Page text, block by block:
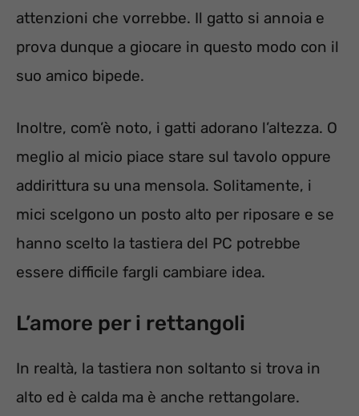
attenzioni che vorrebbe. Il gatto si annoia e
prova dunque a giocare in questo modo con il
suo amico bipede.
Inoltre, com’è noto, i gatti adorano l’altezza. O
meglio al micio piace stare sul tavolo oppure
addirittura su una mensola. Solitamente, i
mici scelgono un posto alto per riposare e se
hanno scelto la tastiera del PC potrebbe
essere difficile fargli cambiare idea.
L’amore per i rettangoli
In realtà, la tastiera non soltanto si trova in
alto ed è calda ma è anche rettangolare.